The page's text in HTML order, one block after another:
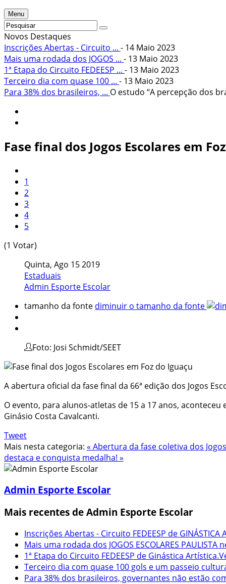
Menu
Novos Destaques
Inscrições Abertas - Circuito ... - 14 Maio 2023
Mais uma rodada dos JOGOS ... - 13 Maio 2023
1ª Etapa do Circuito FEDEESP ... - 13 Maio 2023
Terceiro dia com quase 100 ... - 13 Maio 2023
Para 38% dos brasileiros, ... O estudo “A percepção dos
Fase final dos Jogos Escolares em
1
2
3
4
5
(1 Votar)
Quinta, Ago 15 2019
Estaduais
Admin Esporte Escolar
tamanho da fonte diminuir o tamanho da fonte
Foto: Josi Schmidt/SEET
A abertura oficial da fase final da 66ª edição dos Jogos
O evento, para alunos-atletas de 15 a 17 anos,
Ginásio Costa Cavalcanti.
Tweet
Mais nesta categoria: « Abertura da fase coletiva dos
destaca e conquista medalha! »
Admin Esporte Escolar
Mais recentes de Admin Esporte Escolar
Inscrições Abertas - Circuito FEDEESP de GINÁSTICA
Mais uma rodada dos JOGOS ESCOLARES
1ª Etapa do Circuito FEDEESP de Ginástica
Terceiro dia com quase 100 gols e um passeio
Para 38% dos brasileiros, governantes não estão